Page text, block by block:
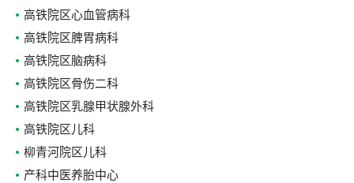
高铁院区心血管病科
高铁院区脾胃病科
高铁院区脑病科
高铁院区骨伤二科
高铁院区乳腺甲状腺外科
高铁院区儿科
柳青河院区儿科
产科中医养胎中心